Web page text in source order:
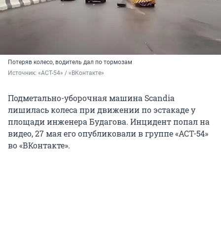
Потеряв колесо, водитель дал по тормозам
Источник: «АСТ-54» / «ВКонтакте»
Подметально-уборочная машина Scandia
лишилась колеса при движении по эстакаде у
площади инженера Будагова. Инцидент попал на
видео, 27 мая его опубликовали в группе «АСТ-54»
во «ВКонтакте».